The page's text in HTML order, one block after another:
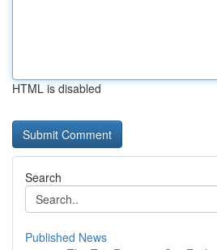
HTML is disabled
Search
Published News